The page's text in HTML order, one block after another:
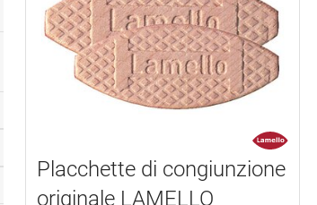
Placchette di congiunzione
originale LAMELLO